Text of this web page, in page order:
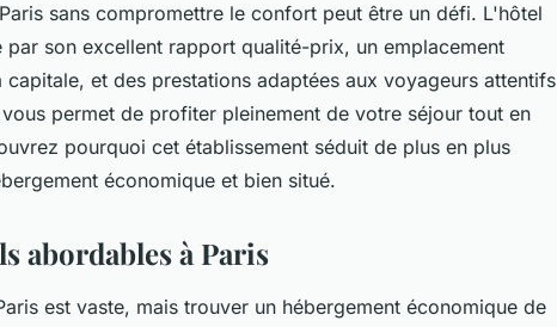
sans compromettre le confort peut être un défi. L'hôtel
par son excellent rapport qualité-prix, un emplacement
et des prestations adaptées aux voyageurs attentifs
permet de profiter pleinement de votre séjour tout en
pourquoi cet établissement séduit de plus en plus
économique et bien situé.
abordables à Paris
est vaste, mais trouver un hébergement économique de